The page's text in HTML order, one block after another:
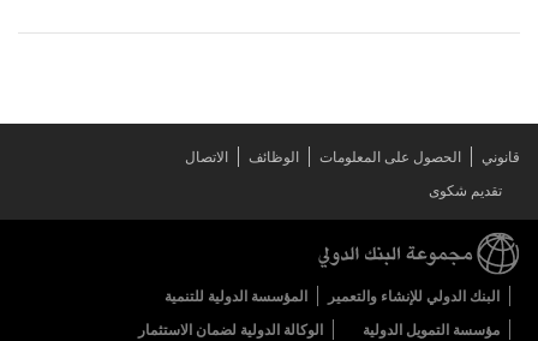
قانوني الحصول على المعلومات الوظائف
الاتصال
تقديم شكوى
البنك الدولي للإنشاء والتعمير
المؤسسة الدولية للتنمية
مؤسسة التمويل الدولية
الوكالة الدولية لضمان الاستثمار